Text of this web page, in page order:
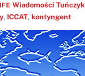
Wiadomości Tuńczyk
, ICCAT, kontyngent